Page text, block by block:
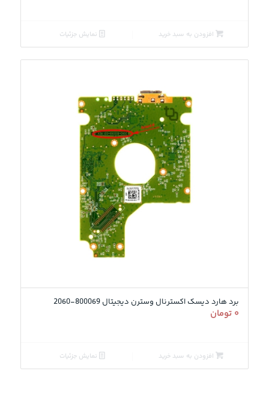
افزودن به سبد خرید نمایش جزئیات
برد هارد دیسک اکسترنال وسترن دیجیتال 800069-2060
۰ تومان
افزودن به سبد خرید نمایش جزئیات